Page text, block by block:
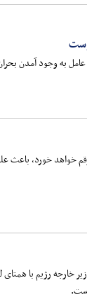
به وجود آمدن
خارجه رژیم با